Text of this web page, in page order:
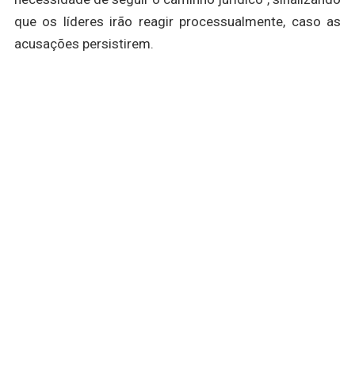
que os líderes irão reagir processualmente, caso as
acusações persistirem.